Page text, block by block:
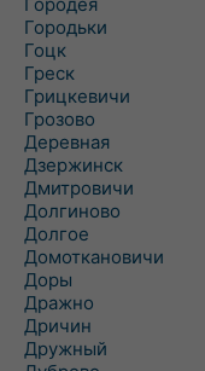
Городьки
Гоцк
Греск
Грицкевичи
Грозово
Деревная
Дзержинск
Дмитровичи
Долгиново
Долгое
Домоткановичи
Доры
Дражно
Дричин
Дружный